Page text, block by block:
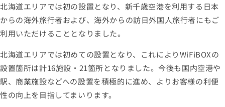
北海道エリアでは初の設置となり、新千歳空港を利用する日本
からの海外旅行者および、海外からの訪日外国人旅行者にもご
利用いただけることとなりました。
北海道エリアでは初めての設置となり、これによりWiFiBOXの
設置箇所は計16施設・21箇所となりました。今後も国内空港や
駅、商業施設などへの設置を積極的に進め、よりお客様の利便
性の向上を目指してまいります。